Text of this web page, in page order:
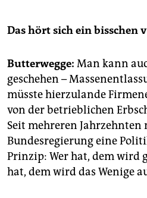
Das hört sich ein bisschen
Butterwegge: Man kann
geschehen –
müsste hierzulande
von der betrieblichen
Seit mehreren Jahrzehnten
Bundesregierung eine
Prinzip: Wer hat, dem wird
hat, dem wird das Wenige